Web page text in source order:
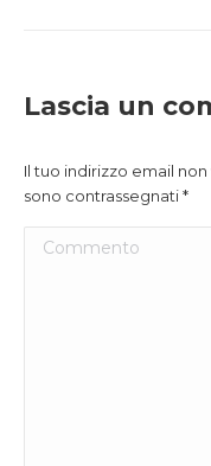
Lascia un
Il tuo indirizzo email
sono contrassegnati*
Commento